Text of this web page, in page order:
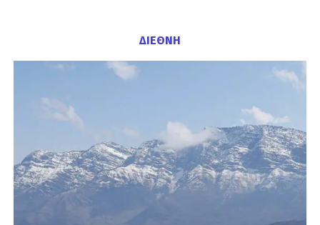
ΔΙΕΘΝΗ